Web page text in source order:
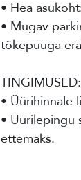
• Hea
• Mugav
tõkepuuga
TINGIMUSED:
• Üürihinnale
• Üürilepingu
ettemaks.